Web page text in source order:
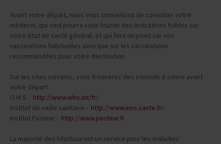
Avant votre départ, nous vous conseillons de consulter votre
médecin, qui seul pourra vous fournir des indications fiables sur
votre état de santé général, et qui fera un point sur vos
vaccinations habituelles ainsi que sur les vaccinations
Sur les sites suivants, vous trouverez des conseils à suivre avant
votre départ :
O.M.S - http://www.who.int/fr/
Institut de veille sanitaire -http://www.invs.sante.fr/